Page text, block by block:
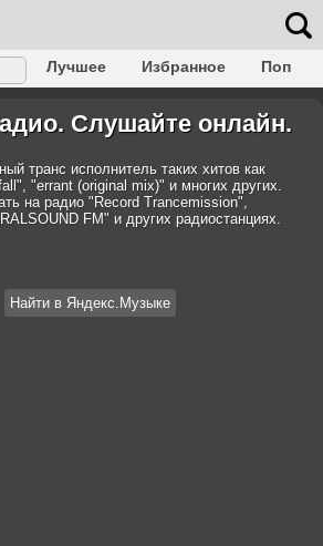
Лучшее Избранное
Поп
Транс Дип-хаус
Фолк
Слушайте онлайн.
транс исполнитель таких хитов как
"errant (original mix)" и многих других.
на радио "Record Trancemission",
FM" и других радиостанциях.
Найти в Яндекс.Музыке